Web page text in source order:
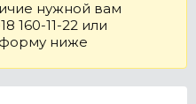
нужной вам
160-11-22 или
форму ниже